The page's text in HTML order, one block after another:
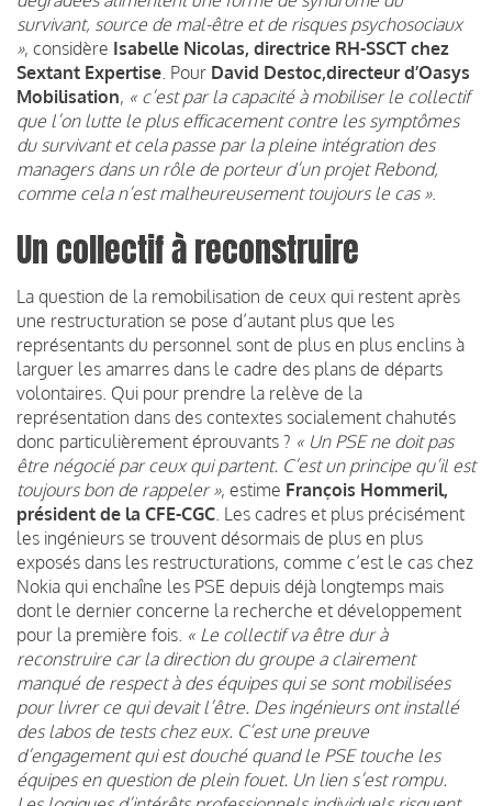
survivant, source de mal-être et de risques psychosociaux
», considère Isabelle Nicolas, directrice RH-SSCT chez
Sextant Expertise . Pour David Destoc,directeur d’Oasys
Mobilisation, « c’est par la capacité à mobiliser le collectif
que l’on lutte le plus efficacement contre les symptômes
du survivant et cela passe par la pleine intégration des
managers dans un rôle de porteur d’un projet Rebond,
comme cela n’est malheureusement toujours le cas ».
Un collectif à reconstruire
La question de la remobilisation de ceux qui restent après
une restructuration se pose d’autant plus que les
représentants du personnel sont de plus en plus enclins à
larguer les amarres dans le cadre des plans de départs
volontaires. Qui pour prendre la relève de la
représentation dans des contextes socialement chahutés
donc particulièrement éprouvants ? « Un PSE ne doit pas
être négocié par ceux qui partent. C’est un principe qu’il est
toujours bon de rappeler », estime François Hommeril,
président de la CFE-CGC . Les cadres et plus précisément
les ingénieurs se trouvent désormais de plus en plus
exposés dans les restructurations, comme c’est le cas chez
Nokia qui enchaîne les PSE depuis déjà longtemps mais
dont le dernier concerne la recherche et développement
pour la première fois. « Le collectif va être dur à
reconstruire car la direction du groupe a clairement
manqué de respect à des équipes qui se sont mobilisées
pour livrer ce qui devait l’être. Des ingénieurs ont installé
des labos de tests chez eux. C’est une preuve
d’engagement qui est douché quand le PSE touche les
équipes en question de plein fouet. Un lien s’est rompu.